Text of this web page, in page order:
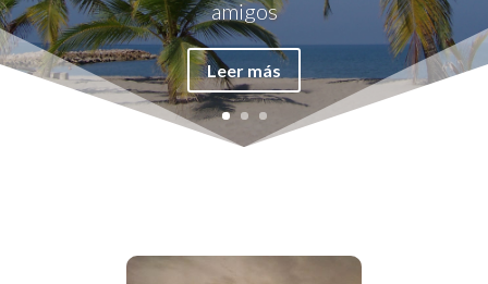
amigos
Leer más